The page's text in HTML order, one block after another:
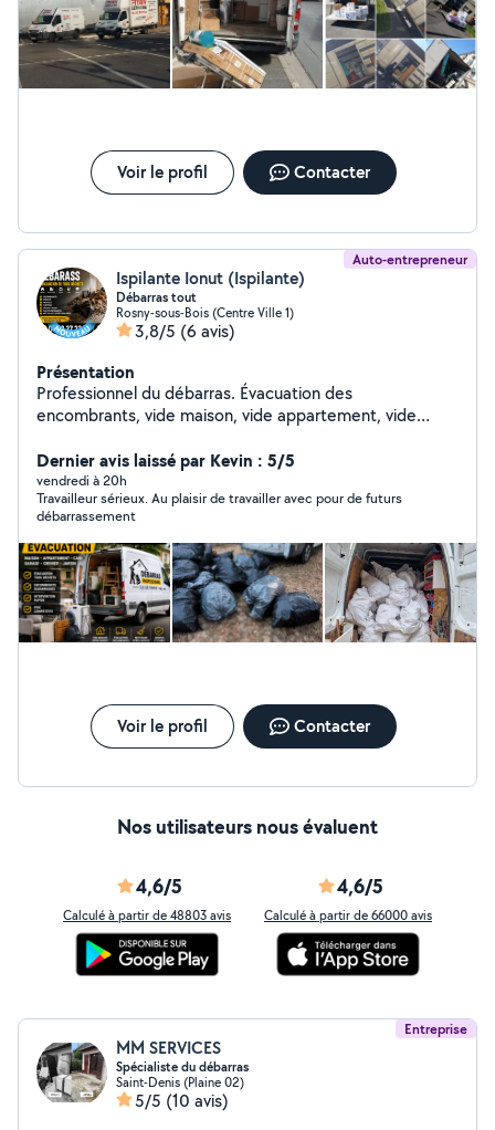
Voir le profil Contacter
Auto-entrepreneur
Ispilante Ionut (Ispilante)
Débarras tout
Rosny-sous-Bois (Centre Ville 1)
3,8/5 (6 avis)
Présentation
Professionnel du débarras. Évacuation des
encombrants, vide maison, vide appartement, vide
travail soigné en Île-de-France.
Dernier avis laissé par Kevin : 5/5
vendredi à 20h
Travailleur sérieux. Au plaisir de travailler avec pour de futurs
débarrassement
Voir le profil Contacter
Nos utilisateurs nous évaluent
4,6/5
Calculé à partir de 48803 avis
4,6/5
Calculé à partir de 66000 avis
Entreprise
MM SERVICES
Spécialiste du débarras
Saint-Denis (Plaine 02)
5/5 (10 avis)